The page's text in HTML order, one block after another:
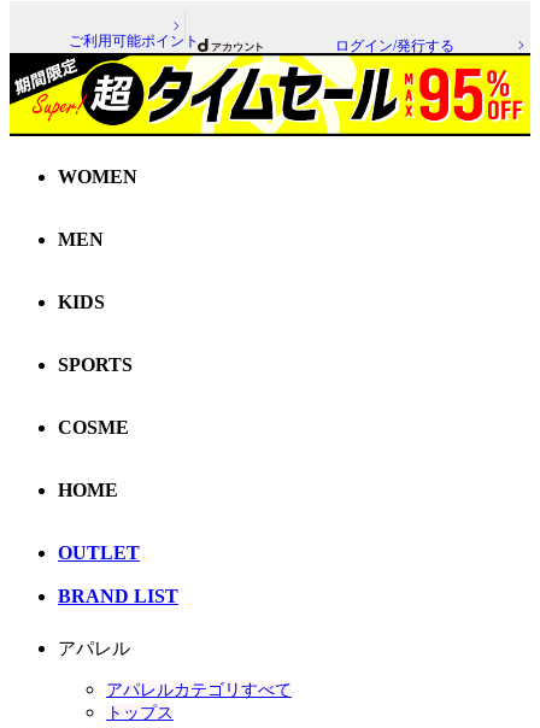
ご利用可能ポイント ログイン/発行する
WOMEN
MEN
KIDS
SPORTS
COSME
HOME
OUTLET
BRAND LIST
アパレル
アパレルカテゴリすべて
トップス